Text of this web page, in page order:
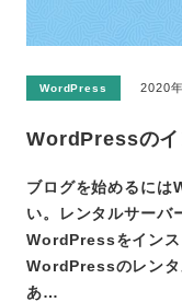
WordPress 2020
WordPressのイ
ブログを始めるには
い。レンタルサーバ
WordPressをインス
WordPressのレンタ
あ…